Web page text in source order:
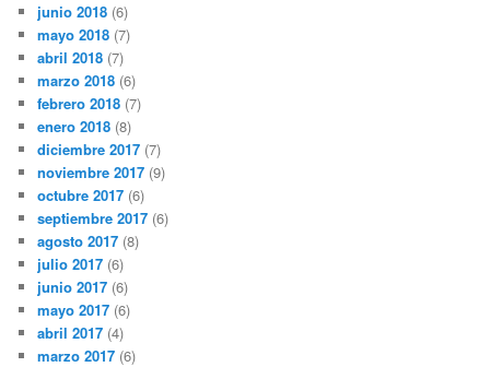
junio 2018 (6)
mayo 2018 (7)
abril 2018 (7)
marzo 2018 (6)
febrero 2018 (7)
enero 2018 (8)
diciembre 2017 (7)
noviembre 2017 (9)
octubre 2017 (6)
septiembre 2017 (6)
agosto 2017 (8)
julio 2017 (6)
junio 2017 (6)
mayo 2017 (6)
abril 2017 (4)
marzo 2017 (6)